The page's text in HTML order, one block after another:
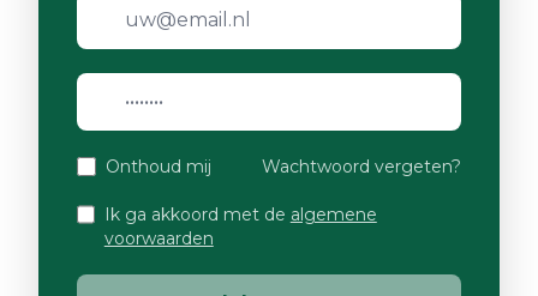
Onthoud mij Wachtwoord vergeten?
Ik ga akkoord met de algemene
voorwaarden